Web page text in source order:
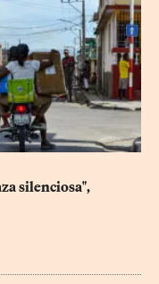
silenciosa",